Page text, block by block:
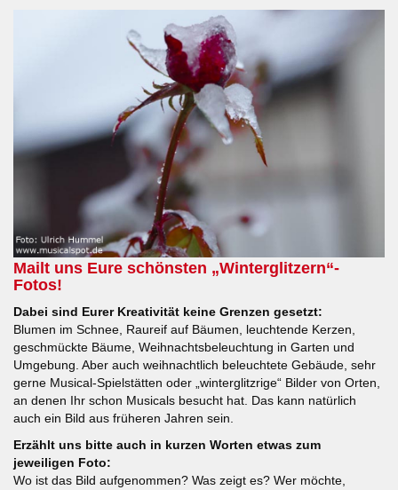
Mailt uns Eure schönsten „Winterglitzern“-
Fotos!
Dabei sind Eurer Kreativität keine Grenzen gesetzt:
Blumen im Schnee, Raureif auf Bäumen, leuchtende Kerzen,
geschmückte Bäume, Weihnachtsbeleuchtung in Garten und
Umgebung. Aber auch weihnachtlich beleuchtete Gebäude, sehr
gerne Musical-Spielstätten oder „winterglitzrige“ Bilder von Orten,
an denen Ihr schon Musicals besucht hat. Das kann natürlich
auch ein Bild aus früheren Jahren sein.
Erzählt uns bitte auch in kurzen Worten etwas zum
jeweiligen Foto:
Wo ist das Bild aufgenommen? Was zeigt es? Wer möchte,